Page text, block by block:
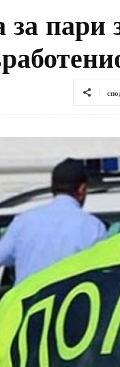
за пари